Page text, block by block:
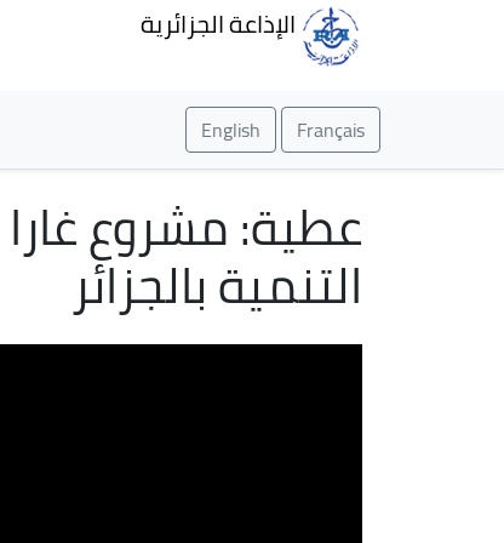
الإذاعة الجزائرية
Français
English
عطية: مشروع
التنمية بالجزائر